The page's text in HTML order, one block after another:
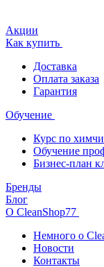
Акции
Как купить
Доставка
Оплата заказа
Гарантия
Обучение
Курс по
Обучение
Бизнес-план
Бренды
Блог
О CleanShop77
Немного о
Новости
Контакты